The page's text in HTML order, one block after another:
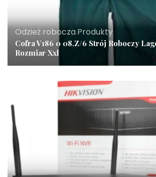
Odzież robocza,Produkty
Cofra V186 0 08.Z/6 Strój Roboczy
Rozmiar Xxl